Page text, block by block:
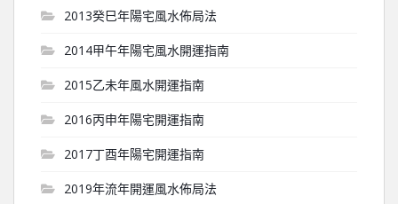
2013癸巳年陽宅風水佈局法
2014甲午年陽宅風水開運指南
2015乙未年風水開運指南
2016丙申年陽宅開運指南
2017丁酉年陽宅開運指南
2019年流年開運風水佈局法